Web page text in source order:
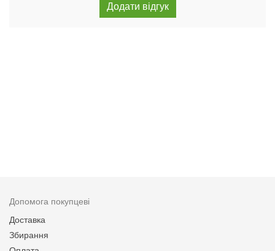
Допомога покупцеві
Доставка
Збирання